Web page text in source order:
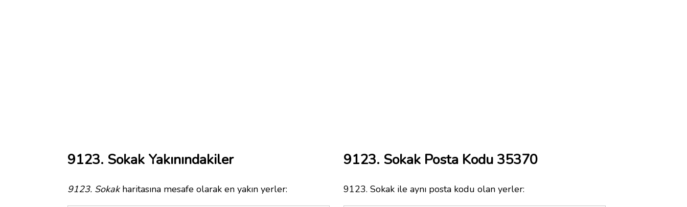
9123. Sokak Yakınındakiler
9123. Sokakharitasına mesafe olarak en yakın yerler:
9123. Sokak Posta Kodu 35370
9123. Sokak ile aynı posta kodu olan yerler: